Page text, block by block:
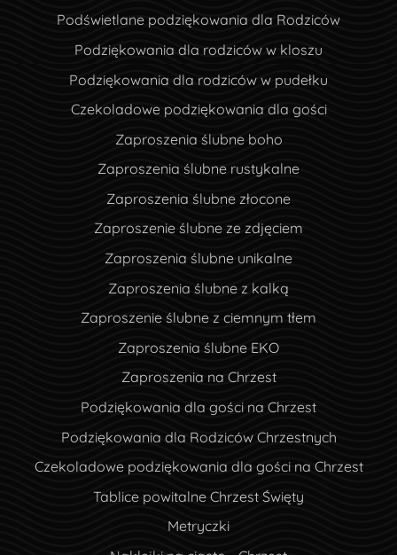
Podświetlane podziękowania dla Rodziców
Podziękowania dla rodziców w kloszu
Podziękowania dla rodziców w pudełku
Czekoladowe podziękowania dla gości
Zaproszenia ślubne boho
Zaproszenia ślubne rustykalne
Zaproszenia ślubne złocone
Zaproszenie ślubne ze zdjęciem
Zaproszenia ślubne unikalne
Zaproszenia ślubne z kalką
Zaproszenie ślubne z ciemnym tłem
Zaproszenia ślubne EKO
Zaproszenia na Chrzest
Podziękowania dla gości na Chrzest
Podziękowania dla Rodziców Chrzestnych
Czekoladowe podziękowania dla gości na Chrzest
Tablice powitalne Chrzest Święty
Metryczki